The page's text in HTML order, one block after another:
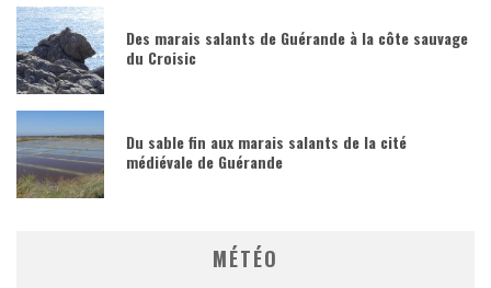
Des marais salants de Guérande à la côte sauvage
du Croisic
Du sable fin aux marais salants de la cité
médiévale de Guérande
MÉTÉO